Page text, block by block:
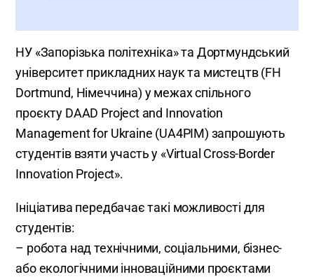
НУ «Запорізька політехніка» та Дортмундський
університет прикладних наук та мистецтв (FH
Dortmund, Німеччина) у межах спільного
проєкту DAAD Project and Innovation
Management for Ukraine (UA4PIM) запрошують
студентів взяти участь у «Virtual Cross-Border
Innovation Project».
Ініціатива передбачає такі можливості для
студентів:
– робота над технічними, соціальними, бізнес-
або екологічними інноваційними проєктами